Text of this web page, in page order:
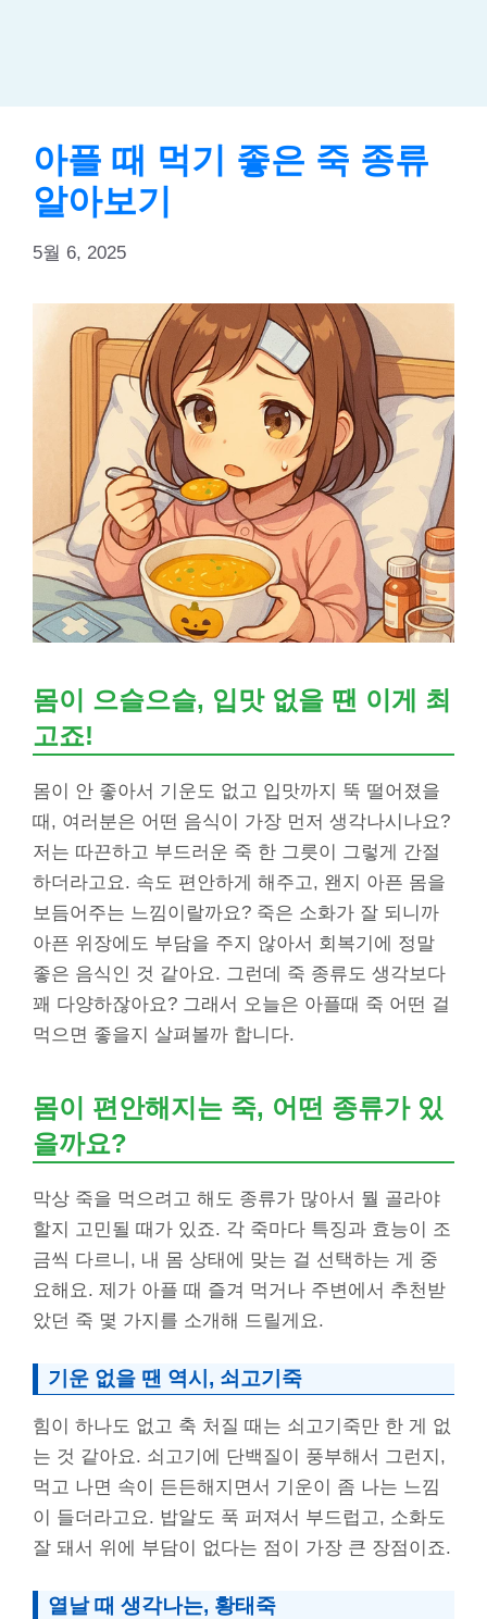
아플 때 먹기 좋은 죽 종류
알아보기
5월 6, 2025
몸이 으슬으슬, 입맛 없을 땐 이게 최
고죠!
몸이 안 좋아서 기운도 없고 입맛까지 뚝 떨어졌을
때, 여러분은 어떤 음식이 가장 먼저 생각나시나요?
저는 따끈하고 부드러운 죽 한 그릇이 그렇게 간절
하더라고요. 속도 편안하게 해주고, 왠지 아픈 몸을
보듬어주는 느낌이랄까요? 죽은 소화가 잘 되니까
아픈 위장에도 부담을 주지 않아서 회복기에 정말
좋은 음식인 것 같아요. 그런데 죽 종류도 생각보다
꽤 다양하잖아요? 그래서 오늘은 아플때 죽 어떤 걸
먹으면 좋을지 살펴볼까 합니다.
몸이 편안해지는 죽, 어떤 종류가 있
을까요?
막상 죽을 먹으려고 해도 종류가 많아서 뭘 골라야
할지 고민될 때가 있죠. 각 죽마다 특징과 효능이 조
금씩 다르니, 내 몸 상태에 맞는 걸 선택하는 게 중
요해요. 제가 아플 때 즐겨 먹거나 주변에서 추천받
았던 죽 몇 가지를 소개해 드릴게요.
기운 없을 땐 역시, 쇠고기죽
힘이 하나도 없고 축 처질 때는 쇠고기죽만 한 게 없
는 것 같아요. 쇠고기에 단백질이 풍부해서 그런지,
먹고 나면 속이 든든해지면서 기운이 좀 나는 느낌
이 들더라고요. 밥알도 푹 퍼져서 부드럽고, 소화도
잘 돼서 위에 부담이 없다는 점이 가장 큰 장점이죠.
열날 때 생각나는, 황태죽